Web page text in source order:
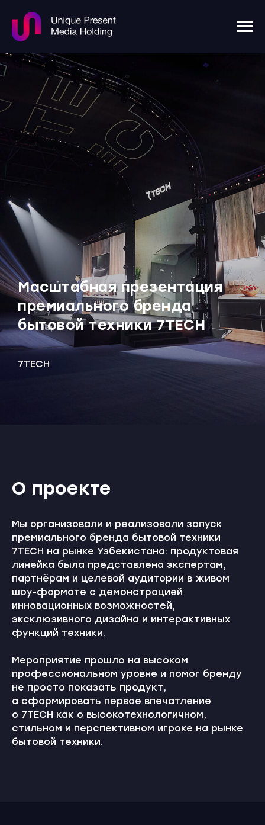
Масштабная презентация
премиального бренда
бытовой техники 7TECH
7TECH
О проекте
Мы организовали и реализовали запуск
премиального бренда бытовой техники
7TECH на рынке Узбекистана: продуктовая
линейка была представлена экспертам,
партнёрам и целевой аудитории в живом
шоу-формате с демонстрацией
инновационных возможностей,
эксклюзивного дизайна и интерактивных
функций техники.
Мероприятие прошло на высоком
профессиональном уровне и помог бренду
не просто показать продукт,
а сформировать первое впечатление
о 7TECH как о высокотехнологичном,
стильном и перспективном игроке на рынке
бытовой техники.